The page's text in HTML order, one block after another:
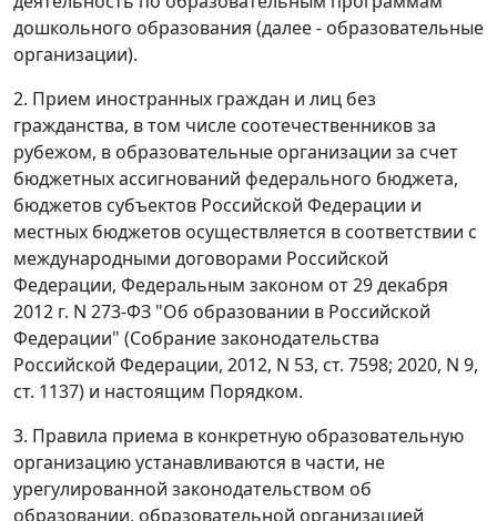
дошкольного образования (далее - образовательные
организации).
2. Прием иностранных граждан и лиц без
гражданства, в том числе соотечественников за
рубежом, в образовательные организации за счет
бюджетных ассигнований федерального бюджета,
бюджетов субъектов Российской Федерации и
местных бюджетов осуществляется в соответствии с
международными договорами Российской
Федерации, Федеральным законом от 29 декабря
2012 г. N 273-ФЗ "Об образовании в Российской
Федерации" (Собрание законодательства
Российской Федерации, 2012, N 53, ст. 7598; 2020, N 9,
ст. 1137) и настоящим Порядком.
3. Правила приема в конкретную образовательную
организацию устанавливаются в части, не
урегулированной законодательством об
образовании, образовательной организацией